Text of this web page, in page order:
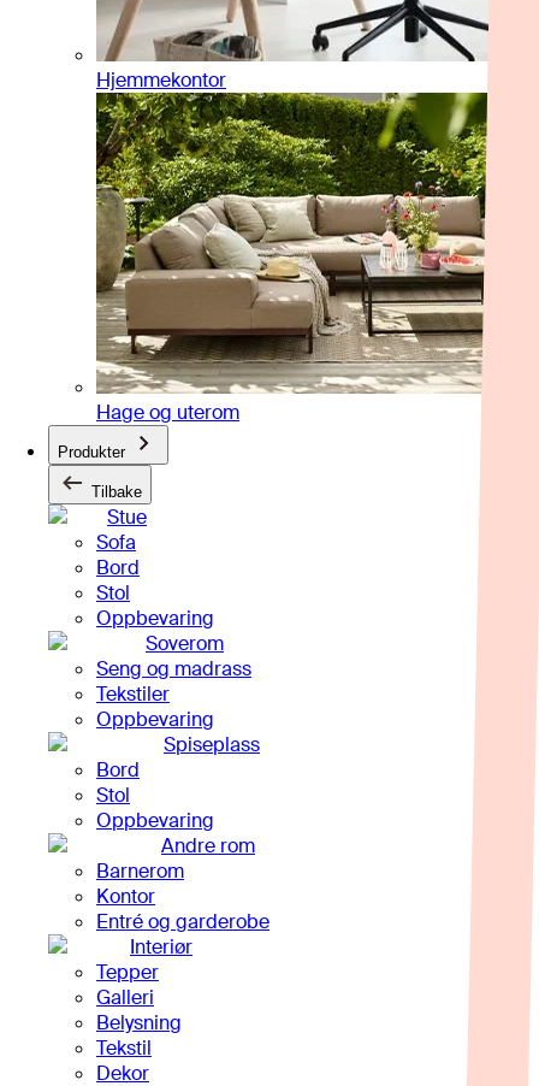
Hjemmekontor
Hage og uterom
Produkter
Tilbake
Stue
Sofa
Bord
Stol
Oppbevaring
Soverom
Seng og madrass
Tekstiler
Oppbevaring
Spiseplass
Bord
Stol
Oppbevaring
Andre rom
Barnerom
Kontor
Entré og garderobe
Interiør
Tepper
Galleri
Belysning
Tekstil
Dekor